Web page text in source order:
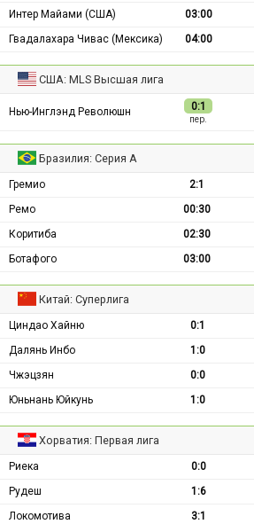
Интер Майами (США)
03:00
Гвадалахара Чивас (Мексика)
04:00
США: MLS Высшая лига
Нью-Инглэнд Революшн 0:1
пер.
Бразилия: Серия А
Гремио 2:1
Ремо
00:30
Коритиба
02:30
Ботафого
03:00
Китай: Суперлига
Циндао Хайню 0:1
Далянь Инбо
1:0
Чжэцзян
0:0
Юньнань Юйкунь
1:0
Хорватия: Первая лига
Риека 0:0
Рудеш
1:6
Локомотива
3:1